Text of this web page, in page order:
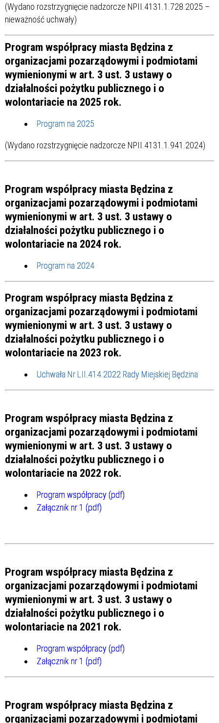
(Wydano rozstrzygnięcie nadzorcze NPII.4131.1.728.2025 –
nieważność uchwały)
Program współpracy miasta Będzina z
organizacjami pozarządowymi i podmiotami
wymienionymi w art. 3 ust. 3 ustawy o
działalności pożytku publicznego i o
wolontariacie na 2025 rok.
Program na 2025
(Wydano rozstrzygnięcie nadzorcze NPII.4131.1.941.2024)
Program współpracy miasta Będzina z
organizacjami pozarządowymi i podmiotami
wymienionymi w art. 3 ust. 3 ustawy o
działalności pożytku publicznego i o
wolontariacie na 2024 rok.
Program na 2024
Program współpracy miasta Będzina z
organizacjami pozarządowymi i podmiotami
wymienionymi w art. 3 ust. 3 ustawy o
działalności pożytku publicznego i o
wolontariacie na 2023 rok.
Uchwała Nr LII.414.2022 Rady Miejskiej Będzina
Program współpracy miasta Będzina z
organizacjami pozarządowymi i podmiotami
wymienionymi w art. 3 ust. 3 ustawy o
działalności pożytku publicznego i o
wolontariacie na 2022 rok.
Program współpracy (pdf)
Załącznik nr 1 (pdf)
Program współpracy miasta Będzina z
organizacjami pozarządowymi i podmiotami
wymienionymi w art. 3 ust. 3 ustawy o
działalności pożytku publicznego i o
wolontariacie na 2021 rok.
Program współpracy (pdf)
Załącznik nr 1 (pdf)
Program współpracy miasta Będzina z
organizacjami pozarządowymi i podmiotami